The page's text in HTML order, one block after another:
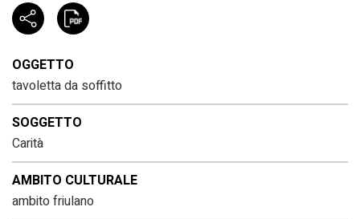
OGGETTO
tavoletta da soffitto
SOGGETTO
Carità
AMBITO CULTURALE
ambito friulano